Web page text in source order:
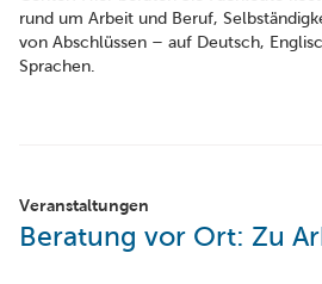
rund um Arbeit und Beruf,
von Abschlüssen – auf Deutsch,
Sprachen.
Veranstaltungen
Beratung vor Ort: Zu